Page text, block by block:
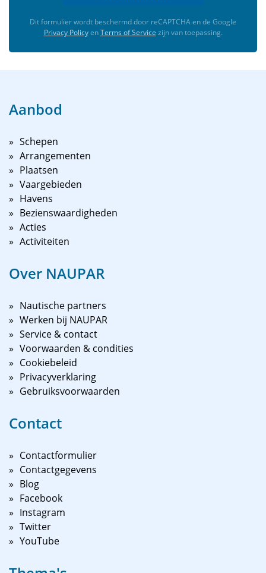
Dit formulier wordt beschermd door reCAPTCHA en de Google
Privacy PolicyenTerms of Service zijn van toepassing.
Aanbod
Schepen
Arrangementen
Plaatsen
Vaargebieden
Havens
Bezienswaardigheden
Acties
Activiteiten
Over NAUPAR
Nautische partners
Werken bij NAUPAR
Service & contact
Voorwaarden & condities
Cookiebeleid
Privacyverklaring
Gebruiksvoorwaarden
Contact
Contactformulier
Contactgegevens
Blog
Facebook
Instagram
Twitter
YouTube